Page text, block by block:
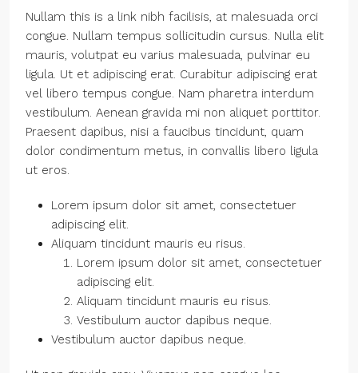
Nullam this is a link nibh facilisis, at malesuada orci
congue. Nullam tempus sollicitudin cursus. Nulla elit
mauris, volutpat eu varius malesuada, pulvinar eu
ligula. Ut et adipiscing erat. Curabitur adipiscing erat
vel libero tempus congue. Nam pharetra interdum
vestibulum. Aenean gravida mi non aliquet porttitor.
Praesent dapibus, nisi a faucibus tincidunt, quam
dolor condimentum metus, in convallis libero ligula
ut eros.
Lorem ipsum dolor sit amet, consectetuer
adipiscing elit.
Aliquam tincidunt mauris eu risus.
Lorem ipsum dolor sit amet, consectetuer
adipiscing elit.
Aliquam tincidunt mauris eu risus.
Vestibulum auctor dapibus neque.
Vestibulum auctor dapibus neque.